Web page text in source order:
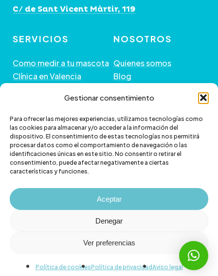
Gestionar consentimiento
Para ofrecer las mejores experiencias, utilizamos tecnologías como
las cookies para almacenar y/o acceder a la información del
dispositivo. El consentimiento de estas tecnologías nos permitirá
procesar datos como el comportamiento de navegación o las
identificaciones únicas en este sitio. No consentir o retirar el
consentimiento, puede afectar negativamente a ciertas
características y funciones.
Aceptar
Denegar
Ver preferencias
Política de cookiesPolítica de privacidadAviso legal
C/ de Sant Vicent Màrtir, 119
SERVICIOS
Como medir a tu mascota
Clínica en Valencia
NOSOTROS
Quienes somos
Blog
GUÍA DE COMPRA
Preguntas frecuentes
Paga a plazos con Klarna
Paga a plazos con
scalapay
+ INFORMACIÓN
Política de envío
Cambios y devoluciones
Política de Privacidad
facebook
instagram